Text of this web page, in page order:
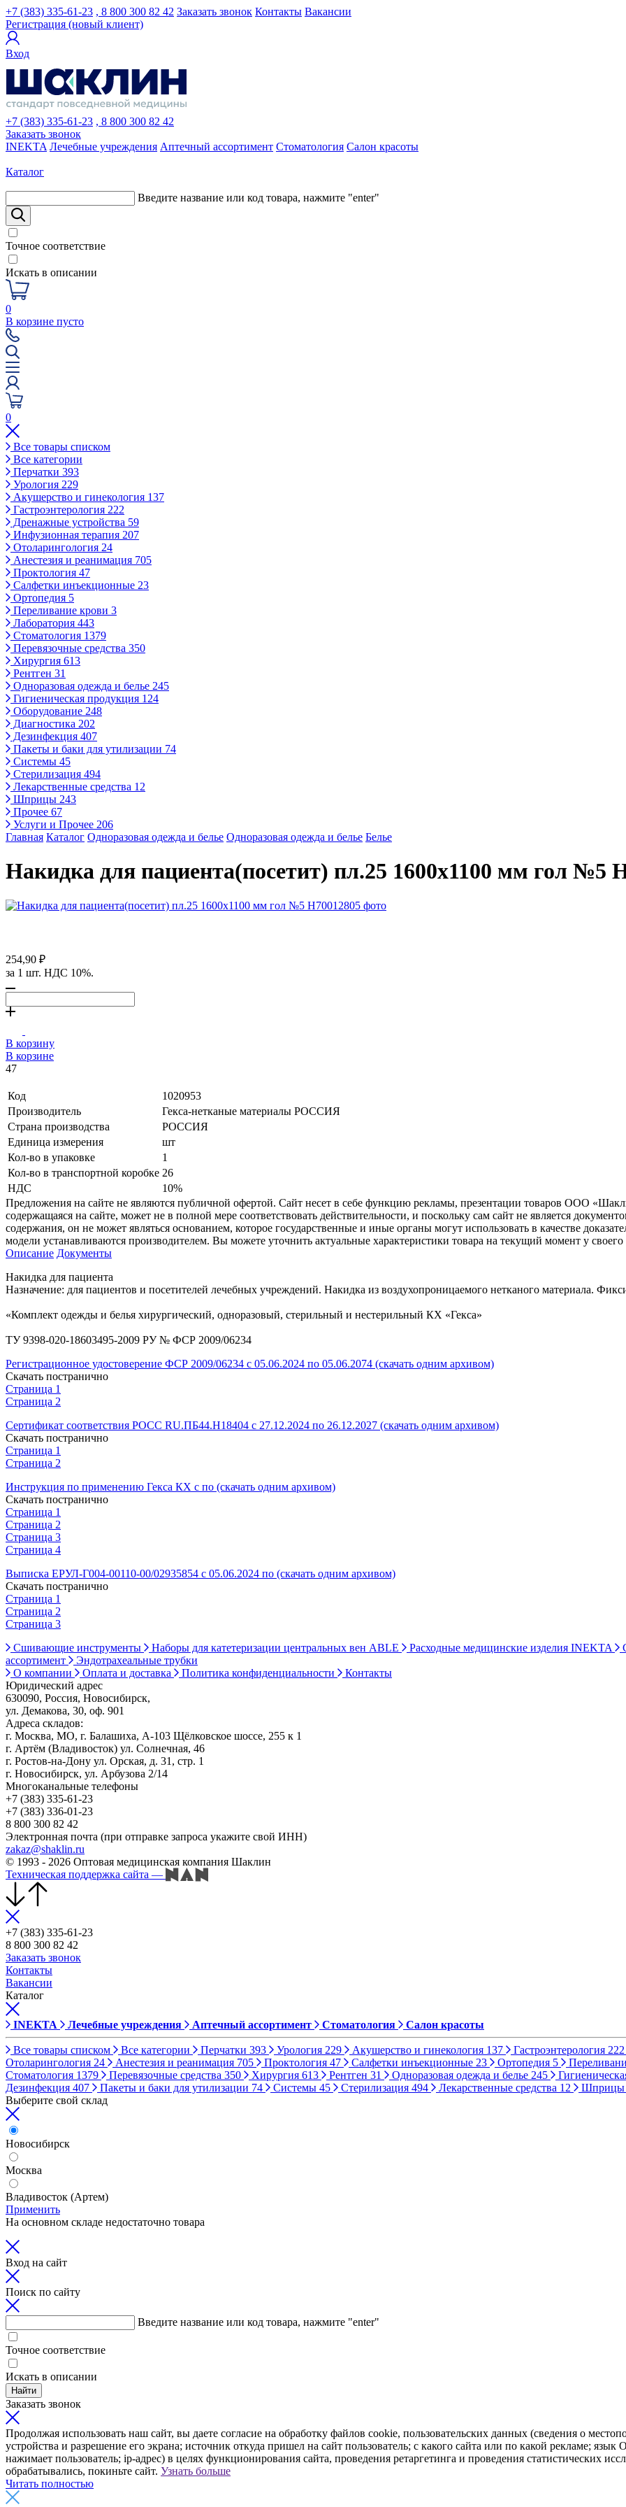
+7 (383) 335-61-23 , 8 800 300 82 42 Заказать звонок Контакты Вакансии
Регистрация (новый клиент)
Вход
+7 (383) 335-61-23 , 8 800 300 82 42
Заказать звонок
INEKTA Лечебные учреждения Аптечный ассортимент Стоматология Салон красоты
Каталог
Введите название или код товара, нажмите "enter"
Точное соответствие
Искать в описании
0
В корзине пусто
0
Все товары списком
Все категории
Перчатки 393
Урология 229
Акушерство и гинекология 137
Гастроэнтерология 222
Дренажные устройства 59
Инфузионная терапия 207
Отоларингология 24
Анестезия и реанимация 705
Проктология 47
Салфетки инъекционные 23
Ортопедия 5
Переливание крови 3
Лаборатория 443
Стоматология 1379
Перевязочные средства 350
Хирургия 613
Рентген 31
Одноразовая одежда и белье 245
Гигиеническая продукция 124
Оборудование 248
Диагностика 202
Дезинфекция 407
Пакеты и баки для утилизации 74
Системы 45
Стерилизация 494
Лекарственные средства 12
Шприцы 243
Прочее 67
Услуги и Прочее 206
Главная Каталог Одноразовая одежда и белье Одноразовая одежда и белье Белье
Накидка для пациента(посетит) пл.25 1600х1100 мм гол №5
254,90 ₽
за 1 шт. НДС 10%.
В корзину
В корзине
47
Код
1020953
Производитель
Гекса-нетканые материалы РОССИЯ
Страна производства
РОССИЯ
Единица измерения
шт
Кол-во в упаковке
1
Кол-во в транспортной коробке 26
НДС
10%
Предложения на сайте не являются публичной офертой. Сайт несет в себе функцию рекламы, презентации товаров ООО
содержащаяся на сайте, может не в полной мере соответствовать действительности, и поскольку сам сайт не является
содержания, он не может являться основанием, которое государственные и иные органы могут использовать в качестве
модели устанавливаются производителем. Вы можете уточнить актуальные характеристики товара на текущий момент у
Описание Документы
Накидка для пациента
Назначение: для пациентов и посетителей лечебных учреждений. Накидка из воздухопроницаемого нетканого материала.
«Комплект одежды и белья хирургический, одноразовый, стерильный и нестерильный КХ «Гекса»
ТУ 9398-020-18603495-2009 РУ № ФСР 2009/06234
Регистрационное удостоверение ФСР 2009/06234 с 05.06.2024 по 05.06.2074 (скачать одним архивом)
Скачать постранично
Страница 1
Страница 2
Сертификат соответствия РОСС RU.ПБ44.Н18404 с 27.12.2024 по 26.12.2027 (скачать одним архивом)
Скачать постранично
Страница 1
Страница 2
Инструкция по применению Гекса КХ с по (скачать одним архивом)
Скачать постранично
Страница 1
Страница 2
Страница 3
Страница 4
Выписка ЕРУЛ-Г004-00110-00/02935854 с 05.06.2024 по (скачать одним архивом)
Скачать постранично
Страница 1
Страница 2
Страница 3
Сшивающие инструменты
Наборы для катетеризации центральных вен ABLE Расходные медицинские изделия INEKTA
ассортимент
Эндотрахеальные трубки
О компании
Оплата и доставка Политика конфиденциальности
Контакты
Юридический адрес
630090, Россия, Новосибирск,
ул. Демакова, 30, оф. 901
Адреса складов:
г. Москва, МО, г. Балашиха, А-103 Щёлковское шоссе, 255 к 1
г. Артём (Владивосток) ул. Солнечная, 46
г. Ростов-на-Дону ул. Орская, д. 31, стр. 1
г. Новосибирск, ул. Арбузова 2/14
Многоканальные телефоны
+7 (383) 335-61-23
+7 (383) 336-01-23
8 800 300 82 42
Электронная почта (при отправке запроса укажите свой ИНН)
zakaz@shaklin.ru
© 1993 - 2026 Оптовая медицинская компания Шаклин
Техническая поддержка сайта —
+7 (383) 335-61-23
8 800 300 82 42
Заказать звонок
Контакты
Вакансии
Каталог
INEKTA Лечебные учреждения Аптечный ассортимент Стоматология Салон красоты
Все товары списком Все категории Перчатки 393 Урология 229 Акушерство и гинекология 137 Гастроэнтерология 222
Отоларингология 24 Анестезия и реанимация 705 Проктология 47 Салфетки инъекционные 23 Ортопедия 5
Стоматология 1379 Перевязочные средства 350 Хирургия 613 Рентген 31 Одноразовая одежда и белье 245
Дезинфекция 407 Пакеты и баки для утилизации 74 Системы 45 Стерилизация 494 Лекарственные средства 12 Шприцы
Выберите свой склад
Новосибирск
Москва
Владивосток (Артем)
Применить
На основном складе недостаточно товара
Вход на сайт
Поиск по сайту
Введите название или код товара, нажмите "enter"
Точное соответствие
Искать в описании
Найти
Заказать звонок
Продолжая использовать наш сайт, вы даете согласие на обработку файлов cookie, пользовательских данных (сведения о
устройства и разрешение его экрана; источник откуда пришел на сайт пользователь; с какого сайта или по какой рекламе;
нажимает пользователь; ip-адрес) в целях функционирования сайта, проведения ретаргетинга и проведения статистических
обрабатывались, покиньте сайт. Узнать больше
Читать полностью